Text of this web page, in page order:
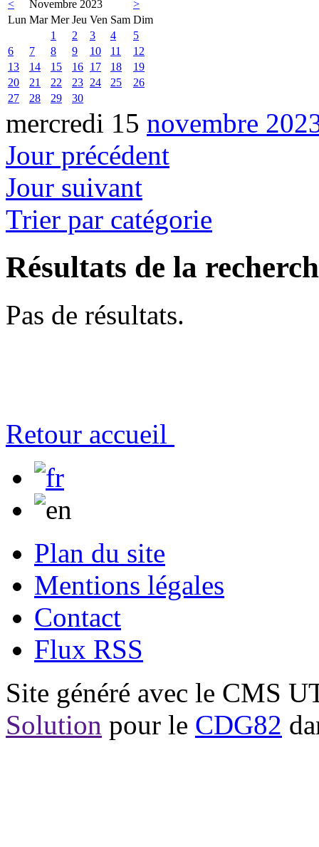
< Novembre 2023
>
Lun Mar Mer Jeu Ven Sam Dim
1
2 3 4
5
6
7 8 9 10 11
12
13
14 15 16 17 18
19
20
21 22 23 24 25
26
27
28 29 30
mercredi 15 novembre
Jour précédent
Jour suivant
Trier par catégorie
Résultats de la
Pas de résultats.
Retour accueil
Plan du site
Mentions légales
Contact
Flux RSS
Site généré avec le CMS
Solution pour le CDG82